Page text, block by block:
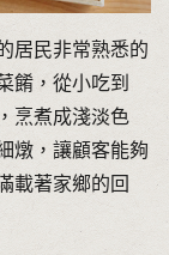
居民非常熟悉的
餚，從小吃到
烹煮成淺淡色
燉，讓顧客能夠
載著家鄉的回